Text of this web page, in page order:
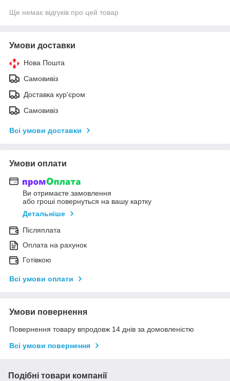
Ще немає відгуків про цей товар
Умови доставки
Нова Пошта
Самовивіз
Доставка кур'єром
Самовивіз
Всі умови доставки
Умови оплати
Ви отримаєте замовлення
або гроші повернуться на вашу картку
Детальніше
Післяплата
Оплата на рахунок
Готівкою
Всі умови оплати
Умови повернення
Повернення товару впродовж 14 днів за домовленістю
Всі умови повернення
Подібні товари компанії